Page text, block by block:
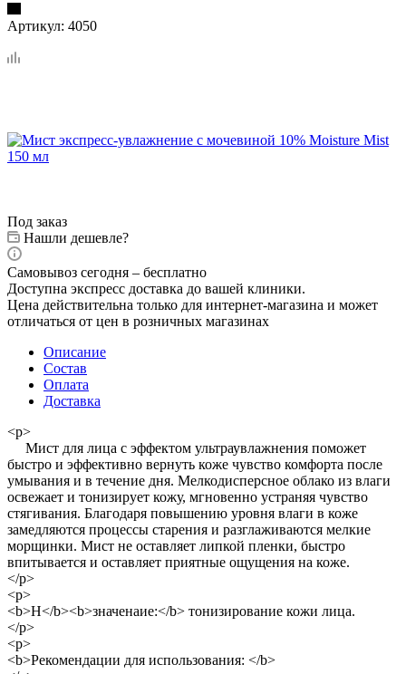
Артикул: 4050
Под заказ
Нашли дешевле?
Самовывоз сегодня – бесплатно
Доступна экспресс доставка до вашей клиники.
Цена действительна только для интернет-магазина и может
отличаться от цен в розничных магазинах
Описание
Состав
Оплата
Доставка
<p>
Мист для лица с эффектом ультраувлажнения поможет
быстро и эффективно вернуть коже чувство комфорта после
умывания и в течение дня. Мелкодисперсное облако из влаги
освежает и тонизирует кожу, мгновенно устраняя чувство
стягивания. Благодаря повышению уровня влаги в коже
замедляются процессы старения и разглаживаются мелкие
морщинки. Мист не оставляет липкой пленки, быстро
впитывается и оставляет приятные ощущения на коже.
</p>
<p>
<b>Н</b><b>значенаие:</b> тонизирование кожи лица.
</p>
<p>
<b>Рекомендации для использования: </b>